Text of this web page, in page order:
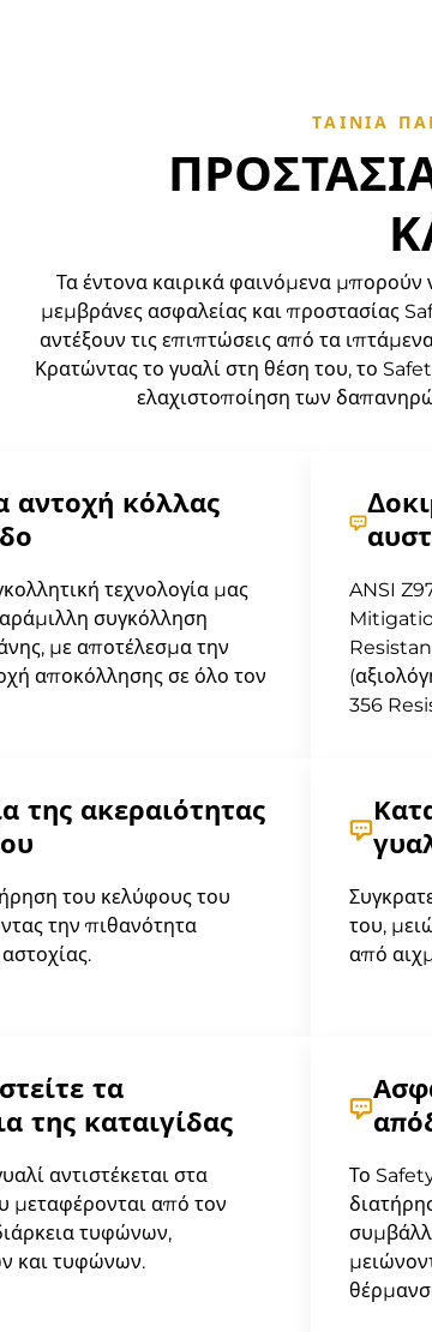
ΤΑΙΝΊΑ
Τα έντονα καιρικά φαινόμενα μπορούν
μεμβράνες ασφαλείας και προστασίας
αντέξουν τις επιπτώσεις από τα
Κρατώντας το γυαλί στη θέση του, το
ελαχιστοποίηση των
αντοχή κόλλας
τεχνολογία μας
συγκόλληση
με αποτέλεσμα την
αποκόλλησης σε όλο τον
ANSI
356
της ακεραιότητας
του κελύφους του
την πιθανότητα
του,
από
τα
της καταιγίδας
αντιστέκεται στα
μεταφέρονται από τον
τυφώνων,
και τυφώνων.
Το